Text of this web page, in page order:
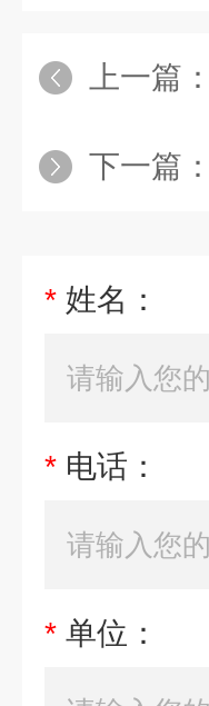
上一篇：
下一篇：
* 姓名：
* 电话：
* 单位：